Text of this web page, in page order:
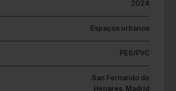
2024
Espaços urbanos
PES/PVC
San Fernando de
Henares, Madrid